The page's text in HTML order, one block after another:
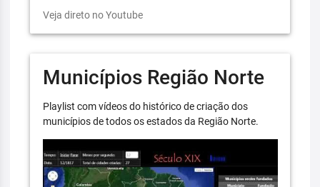
Veja direto no Youtube
Municípios Região Norte
Playlist com vídeos do histórico de criação dos
municípios de todos os estados da Região Norte.